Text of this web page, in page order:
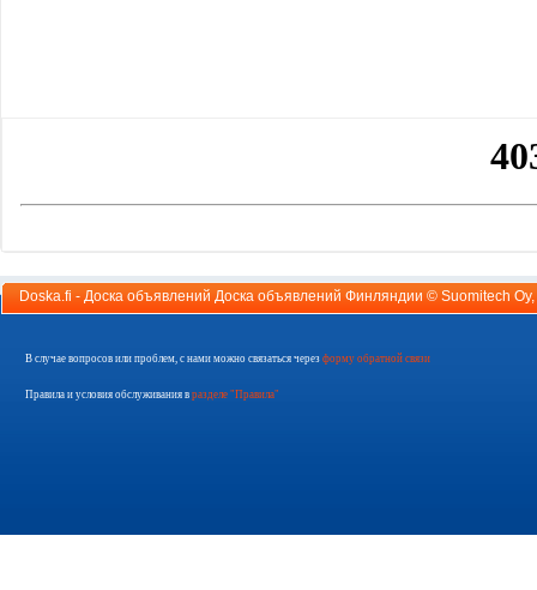
Doska.fi - Доска объявлений Доска объявлений Финляндии © Suomitech Oy
В случае вопросов или проблем, с нами можно связаться через форму обратной связи
Правила и условия обслуживания в разделе "Правила"